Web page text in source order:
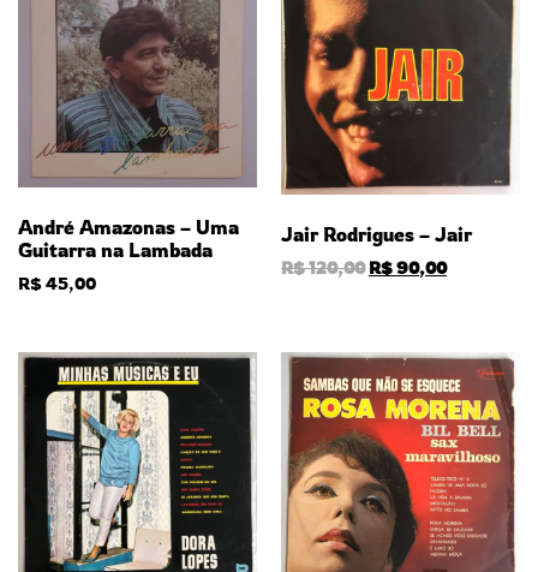
André Amazonas – Uma
Guitarra na Lambada
R$45,00
Jair Rodrigues – Jair
R$120,00R$90,00